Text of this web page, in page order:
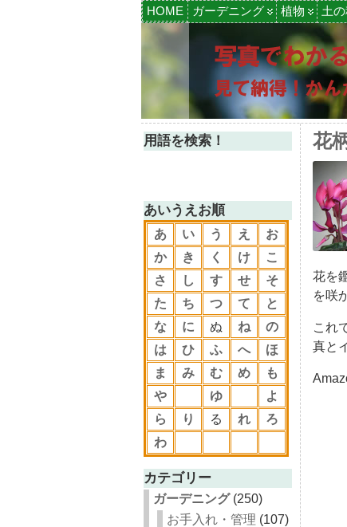
HOME ガーデニング 植物 土
用語を検索！
あいうえお順
あ い う え
お
か
き く け
こ
さ
し す せ
そ
た
ち つ て
と
な
に ぬ ね
の
は
ひ ふ へ
ほ
ま
み む め
も
や
ゆ
よ
ら
り る れ
ろ
わ
カテゴリー
ガーデニング(250)
お手入れ・管理 (107)
花
花を
を咲
これ
真と